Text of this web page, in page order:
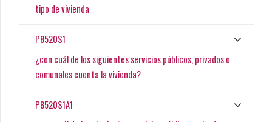
tipo de vivienda
P8520S1
¿con cuál de los siguientes servicios públicos, privados o
comunales cuenta la vivienda?
P8520S1A1